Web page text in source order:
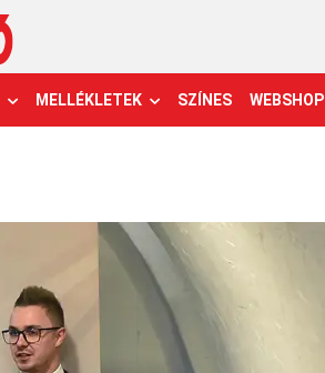
MELLÉKLETEK SZÍNES WEBSHOP